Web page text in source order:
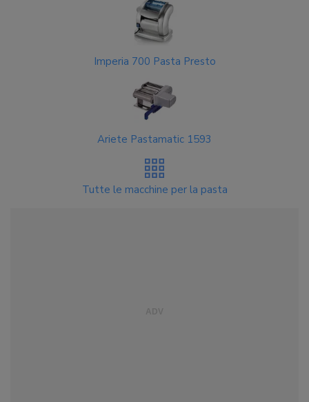
Imperia 700 Pasta Presto
Ariete Pastamatic 1593
Tutte le macchine per la pasta